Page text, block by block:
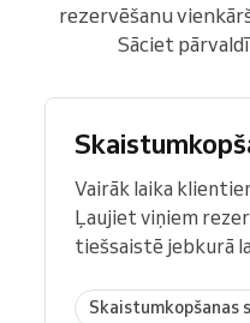
rezervēšanu
Sāciet
Vairāk laika
Ļaujiet viņiem
tiešsaistē jebkurā
Skaistumkopšanas